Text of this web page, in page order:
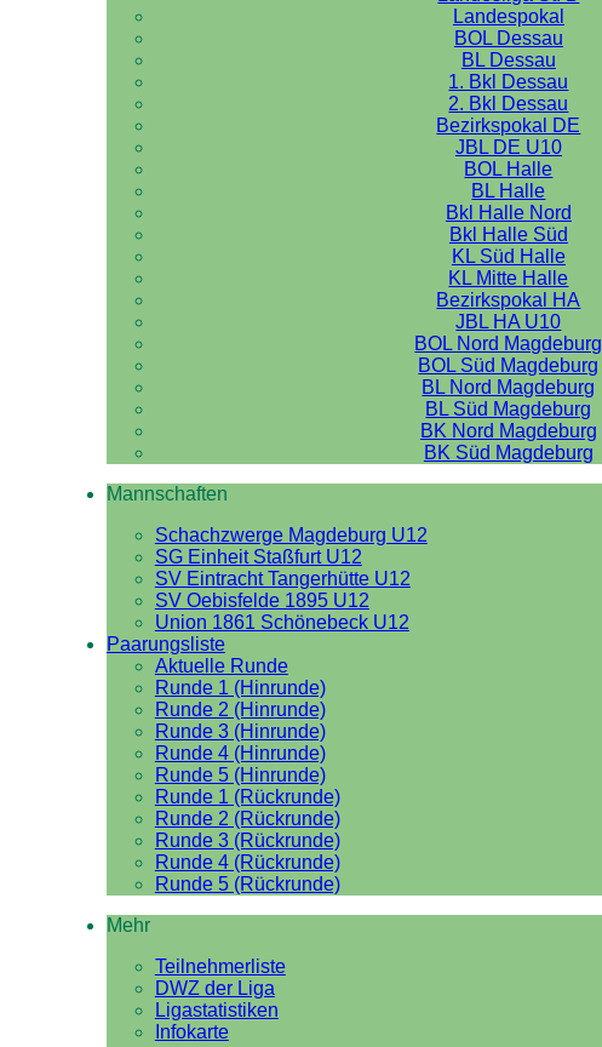
Landespokal
BOL Dessau
BL Dessau
1. Bkl Dessau
2. Bkl Dessau
Bezirkspokal DE
JBL DE U10
BOL Halle
BL Halle
Bkl Halle Nord
Bkl Halle Süd
KL Süd Halle
KL Mitte Halle
Bezirkspokal HA
JBL HA U10
BOL Nord Magdeburg
BOL Süd Magdeburg
BL Nord Magdeburg
BL Süd Magdeburg
BK Nord Magdeburg
BK Süd Magdeburg
Mannschaften
Schachzwerge Magdeburg U12
SG Einheit Staßfurt U12
SV Eintracht Tangerhütte U12
SV Oebisfelde 1895 U12
Union 1861 Schönebeck U12
Paarungsliste
Aktuelle Runde
Runde 1 (Hinrunde)
Runde 2 (Hinrunde)
Runde 3 (Hinrunde)
Runde 4 (Hinrunde)
Runde 5 (Hinrunde)
Runde 1 (Rückrunde)
Runde 2 (Rückrunde)
Runde 3 (Rückrunde)
Runde 4 (Rückrunde)
Runde 5 (Rückrunde)
Mehr
Teilnehmerliste
DWZ der Liga
Ligastatistiken
Infokarte